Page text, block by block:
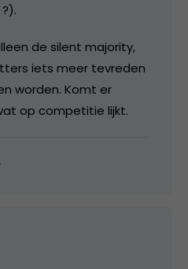
de silent majority,
iets meer tevreden
worden. Komt er
op competitie lijkt.